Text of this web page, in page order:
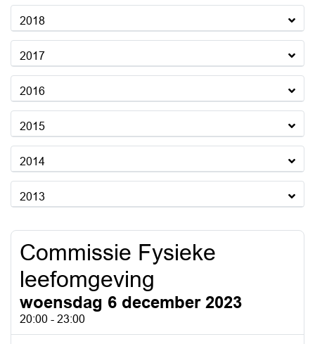
2018
2017
2016
2015
2014
2013
Commissie Fysieke
leefomgeving
woensdag 6 december 2023
20:00 - 23:00